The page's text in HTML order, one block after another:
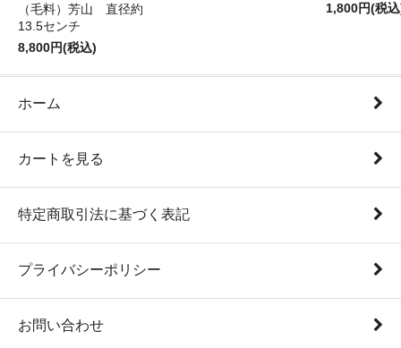
（毛料）芳山 直径約
13.5センチ
8,800円(税込)
1,800円(税
ホーム
カートを見る
特定商取引法に基づく表記
プライバシーポリシー
お問い合わせ